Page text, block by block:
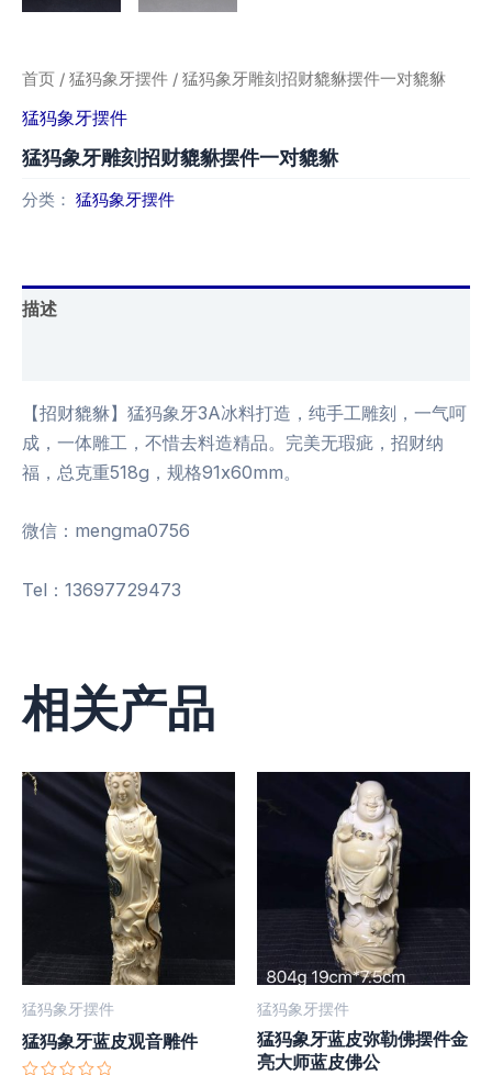
首页 / 猛犸象牙摆件 / 猛犸象牙雕刻招财貔貅摆件一对貔貅
猛犸象牙摆件
猛犸象牙雕刻招财貔貅摆件一对貔貅
分类： 猛犸象牙摆件
描述
【招财貔貅】猛犸象牙3A冰料打造，纯手工雕刻，一气呵
成，一体雕工，不惜去料造精品。完美无瑕疵，招财纳
福，总克重518g，规格91x60mm。
微信：mengma0756
Tel：13697729473
相关产品
猛犸象牙摆件
猛犸象牙蓝皮观音雕件
猛犸象牙摆件
猛犸象牙蓝皮弥勒佛摆件金
亮大师蓝皮佛公